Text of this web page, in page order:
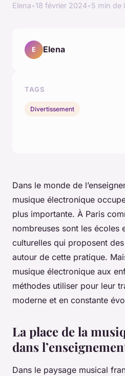
Elena•18 février 2024•5 min de
Dans le monde de
musique électronique
plus importante. À Paris
nombreuses sont les écoles
culturelles qui proposent
autour de cette pratique.
musique électronique aux
méthodes utiliser pour leur
moderne et en constante
La place de la
dans
Dans le paysage musical
E Elena
TAGS
Divertissement